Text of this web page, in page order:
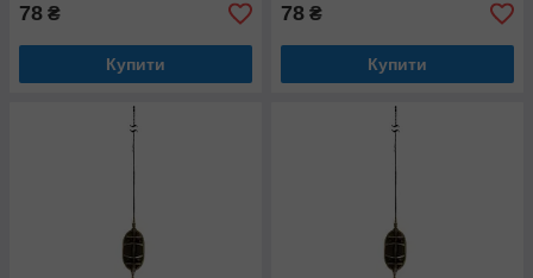
78 ₴
Купити
78 ₴
Купити